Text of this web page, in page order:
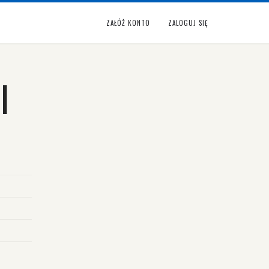
ZAŁÓŻ KONTO ZALOGUJ SIĘ